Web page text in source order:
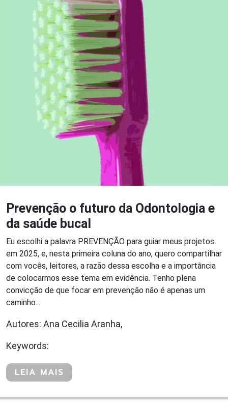
Prevenção o futuro da Odontologia e
da saúde bucal
Eu escolhi a palavra PREVENÇÃO para guiar meus projetos
em 2025, e, nesta primeira coluna do ano, quero compartilhar
com vocês, leitores, a razão dessa escolha e a importância
de colocarmos esse tema em evidência. Tenho plena
convicção de que focar em prevenção não é apenas um
caminho...
Autores: Ana Cecilia Aranha,
Keywords:
LEIA MAIS